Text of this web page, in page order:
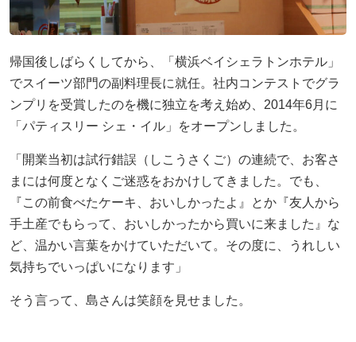
帰国後しばらくしてから、「横浜ベイシェラトンホテル」
でスイーツ部門の副料理長に就任。社内コンテストでグラ
ンプリを受賞したのを機に独立を考え始め、2014年6月に
「パティスリー シェ・イル」をオープンしました。
「開業当初は試行錯誤（しこうさくご）の連続で、お客さ
まには何度となくご迷惑をおかけしてきました。でも、
『この前食べたケーキ、おいしかったよ』とか『友人から
手土産でもらって、おいしかったから買いに来ました』な
ど、温かい言葉をかけていただいて。その度に、うれしい
気持ちでいっぱいになります」
そう言って、島さんは笑顔を見せました。